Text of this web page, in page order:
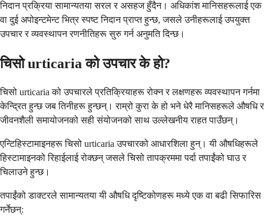
निदान प्रक्रिया सामान्यतया सरल र असहज हुँदैन। अधिकांश मानिसहरूलाई एक
वा दुई अपोइन्टमेन्ट भित्र स्पष्ट निदान प्राप्त हुन्छ, जसले उनीहरूलाई उपयुक्त
उपचार र व्यवस्थापन रणनीतिहरू सुरु गर्न अनुमति दिन्छ।
चिसो urticaria को उपचार के हो?
चिसो urticaria को उपचारले प्रतिक्रियाहरू रोक्न र लक्षणहरू व्यवस्थापन गर्नमा
केन्द्रित हुन्छ जब तिनीहरू हुन्छन्। राम्रो कुरा के हो भने धेरै मानिसहरूले औषधि र
जीवनशैली समायोजनको सही संयोजनको साथ उल्लेखनीय राहत पाउँछन्।
एन्टिहिस्टामाइनहरू चिसो urticaria उपचारको आधारशिला हुन्। यी औषधिहरूले
हिस्टामाइनको रिहाईलाई रोक्छन् जसले चिसो तापक्रममा पर्दा तपाईंको घाउ र
चिलाउने हुन्छ।
तपाईंको डाक्टरले सामान्यतया यी औषधि दृष्टिकोणहरू मध्ये एक वा बढी सिफारिस
गर्नेछन्: